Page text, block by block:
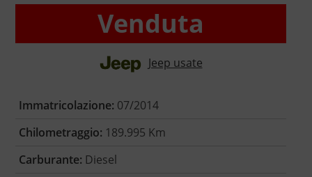
Venduta
Jeep usate
Immatricolazione: 07/2014
Chilometraggio: 189.995 Km
Carburante: Diesel